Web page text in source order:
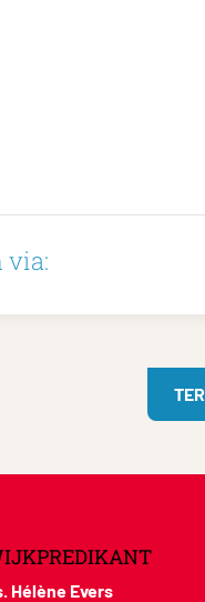
via:
Hélène Evers